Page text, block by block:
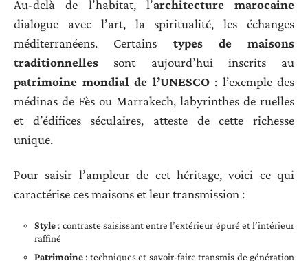
Au-delà de l’habitat, l’architecture marocaine
dialogue avec l’art, la spiritualité, les échanges
méditerranéens. Certains types de maisons
traditionnelles sont aujourd’hui inscrits au
patrimoine mondial de l’UNESCO: l’exemple des
médinas de Fès ou Marrakech, labyrinthes de ruelles
et d’édifices séculaires, atteste de cette richesse
unique.
Pour saisir l’ampleur de cet héritage, voici ce qui
caractérise ces maisons et leur transmission :
Style: contraste saisissant entre l’extérieur épuré et l’intérieur
raffiné
Patrimoine: techniques et savoir-faire transmis de génération